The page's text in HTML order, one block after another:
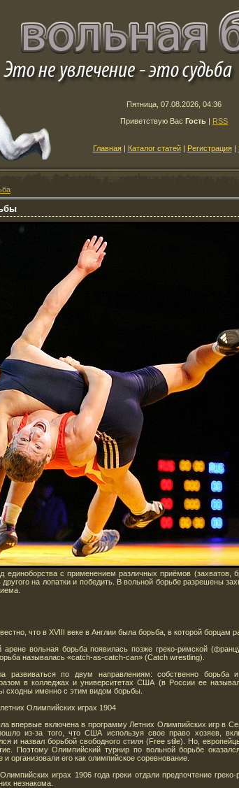
Пятница, 07.08.2026, 04:36
Приветствую Вас Гость | RSS
Главная| Каталог статей| Регистрация|
с применением различных приёмов (захватов,
на лопатки и победить. В вольной борьбе разрешены
что в XVIII веке в Англии была борьба, в которой борцам
вольная борьба появилась позже греко-римской
называлась «catch-as-catch-can» (Catch wrestling).
по двум направлениям: собственно борьба
в колледжах и университетах США (в России ее
сходны именно с этим видом борьбы.
Олимпийских играх 1904
впервые включена в программу Летних Олимпийских игр в
из-за того, что США используя свое право хозяев,
и назвал борьбой свободного стиля (Free stile). Но,
Поэтому Олимпийский турнир по вольной борьбе
организовали его как олимпийское соревнование.
играх 1906 года греки отдали предпочтение
незнакома.